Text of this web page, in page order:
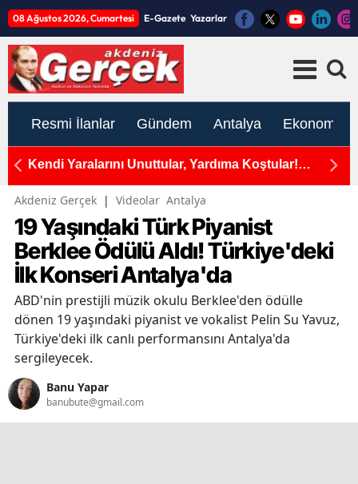
08 Ağustos 2026, Cumartesi E-Gazete Yazarlar
Resmi İlanlar Gündem Antalya Ekonomi
Kendi Yaralarını Unuttular, Yardıma Koştular!
Akdeniz Gerçek | Videolar Antalya
19 Yaşındaki Türk Piyanist
Berklee Ödülü Aldı! Türkiye'deki
İlk Konseri Antalya'da
ABD'nin prestijli müzik okulu Berklee'den ödülle
dönen 19 yaşındaki piyanist ve vokalist Pelin Su Yavuz,
Türkiye'deki ilk canlı performansını Antalya'da
sergileyecek.
Banu Yapar
banubute@gmail.com